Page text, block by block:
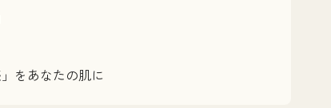
をあなたの肌に